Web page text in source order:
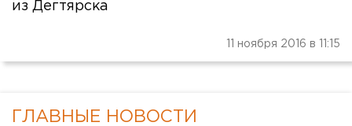
из Дегтярска
11 ноября 2016 в 11:15
ГЛАВНЫЕ НОВОСТИ